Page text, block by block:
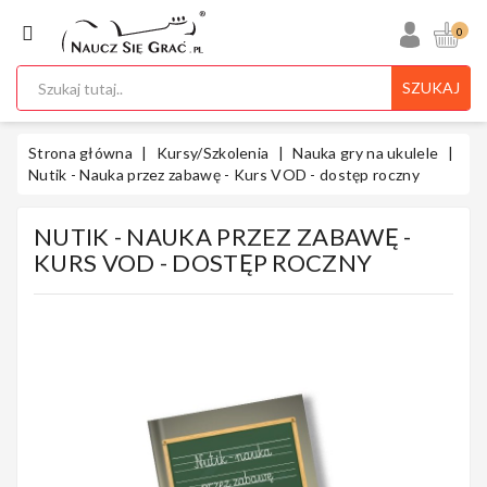
KATEGORIA
Ukulele
Gitary
0
SZUKAJ
Strona główna Kursy/Szkolenia
Nauka gry na ukulele
Nutik - Nauka przez zabawę - Kurs VOD - dostęp roczny
NUTIK - NAUKA PRZEZ ZABAWĘ -
KURS VOD - DOSTĘP ROCZNY